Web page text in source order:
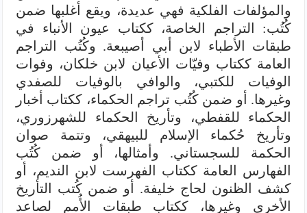
والمؤلفات الفلكية فهي عديدة، ويقع أغلبها ضمن
كُتُب: التراجم الخاصة، ككتاب عيون الأنباء في
طبقات الأطباء لابن أبي أصيبعة. وكُتُب التراجم
العامة ككتاب وفيّات الأعيان لابن خلكان، وفوات
الوفيات للكتبي، والوافي بالوفيات للصفدي
وغيرها. أو ضمن كُتُب تراجم الحكماء، ككتاب أخبار
الحكماء للقفطي، وتأريخ الحكماء للشهرزوري،
وتأريخ حُكماء الإسلام للبيهقي، وتتمة صوان
الحكمة للسجستاني. وأمثالها، أو ضمن كُتُب
الفهارس العامة ككتاب الفهرست لابن النديم، أو
كشف الظنون لحاج خليفة. أو ضمن كُتب التأريخ
الأخرى وغيرها، ككتاب طبقات الأُمم لصاعد